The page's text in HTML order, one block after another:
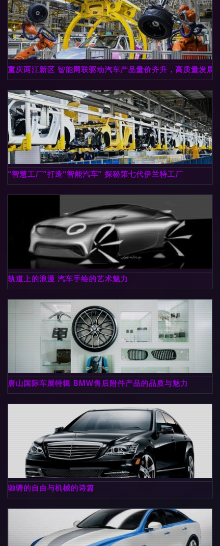
重庆两江新区 智能网联驱动汽车产品量价齐升，高质量发展
“智慧工厂”打造“智能汽车” 探秘第七代伊兰特工厂
轨道上的浪漫 汽车手绘的艺术魅力
唐山国际车展特辑 BMW售后附件产品的品质与魅力
驰骋的自由与机械的诗篇